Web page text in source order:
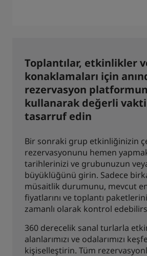
Toplantılar, etkinlikler
konaklamaları için
rezervasyon
kullanarak değerli
tasarruf edin
Bir sonraki grup etkinliğinizin
rezervasyonunu hemen
tarihlerinizi ve grubunuzun
büyüklüğünü girin. Sadece
müsaitlik durumunu, mevcut
fiyatlarını ve toplantı
zamanlı olarak kontrol
360 derecelik sanal turlarla
alanlarımızı ve odalarımızı
kişiselleştirin. Tüm